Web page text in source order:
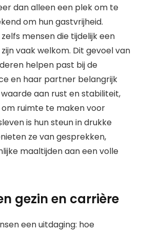
dan alleen een plek om te
om hun gastvrijheid.
mensen die tijdelijk een
vaak welkom. Dit gevoel van
helpen past bij de
en haar partner belangrijk
aan rust en stabiliteit,
ruimte te maken voor
is hun steun in drukke
ze van gesprekken,
maaltijden aan een volle
gezin en carrière
een uitdaging: hoe